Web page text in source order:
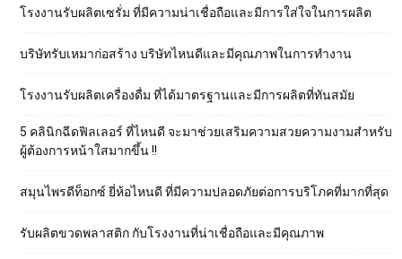
โรงงานรับผลิตเซรั่ม ที่มีความน่าเชื่อถือและมีการใส่ใจในการผลิต
บริษัทรับเหมาก่อสร้าง บริษัทไหนดีและมีคุณภาพในการทำงาน
โรงงานรับผลิตเครื่องดื่ม ที่ได้มาตรฐานและมีการผลิตที่ทันสมัย
5 คลินิกฉีดฟิลเลอร์ ที่ไหนดี จะมาช่วยเสริมความสวยความงามสำหรับ
ผู้ต้องการหน้าใสมากขึ้น !!
สมุนไพรดีท็อกซ์ ยี่ห้อไหนดี ที่มีความปลอดภัยต่อการบริโภคที่มากที่สุด
รับผลิตขวดพลาสติก กับโรงงานที่น่าเชื่อถือและมีคุณภาพ